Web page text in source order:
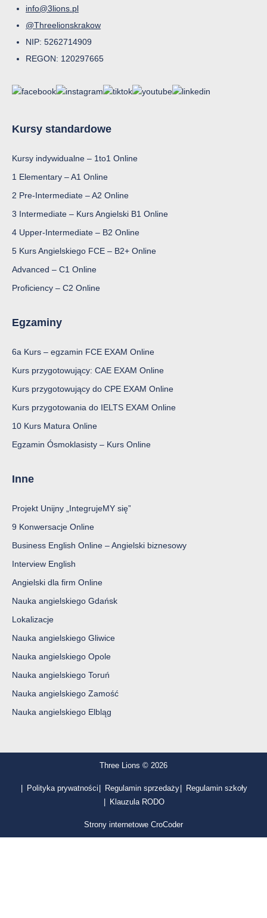
info@3lions.pl
@Threelionskrakow
NIP: 5262714909
REGON: 120297665
Kursy standardowe
Kursy indywidualne – 1to1 Online
1 Elementary – A1 Online
2 Pre-Intermediate – A2 Online
3 Intermediate – Kurs Angielski B1 Online
4 Upper-Intermediate – B2 Online
5 Kurs Angielskiego FCE – B2+ Online
Advanced – C1 Online
Proficiency – C2 Online
Egzaminy
6a Kurs – egzamin FCE EXAM Online
Kurs przygotowujący: CAE EXAM Online
Kurs przygotowujący do CPE EXAM Online
Kurs przygotowania do IELTS EXAM Online
10 Kurs Matura Online
Egzamin Ósmoklasisty – Kurs Online
Inne
Projekt Unijny „IntegrujeMY się”
9 Konwersacje Online
Business English Online – Angielski biznesowy
Interview English
Angielski dla firm Online
Nauka angielskiego Gdańsk
Lokalizacje
Nauka angielskiego Gliwice
Nauka angielskiego Opole
Nauka angielskiego Toruń
Nauka angielskiego Zamość
Nauka angielskiego Elbląg
Three Lions © 2026
Polityka prywatności Regulamin sprzedaży
Regulamin szkoły
Klauzula RODO
Strony internetowe CroCoder